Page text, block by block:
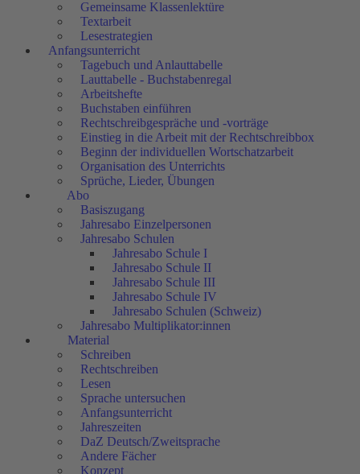
Gemeinsame Klassenlektüre
Textarbeit
Lesestrategien
Anfangsunterricht
Tagebuch und Anlauttabelle
Lauttabelle - Buchstabenregal
Arbeitshefte
Buchstaben einführen
Rechtschreibgespräche und -vorträge
Einstieg in die Arbeit mit der Rechtschreibbox
Beginn der individuellen Wortschatzarbeit
Organisation des Unterrichts
Sprüche, Lieder, Übungen
Abo
Basiszugang
Jahresabo Einzelpersonen
Jahresabo Schulen
Jahresabo Schule I
Jahresabo Schule II
Jahresabo Schule III
Jahresabo Schule IV
Jahresabo Schulen (Schweiz)
Jahresabo Multiplikator:innen
Material
Schreiben
Rechtschreiben
Lesen
Sprache untersuchen
Anfangsunterricht
Jahreszeiten
DaZ Deutsch/Zweitsprache
Andere Fächer
Konzept